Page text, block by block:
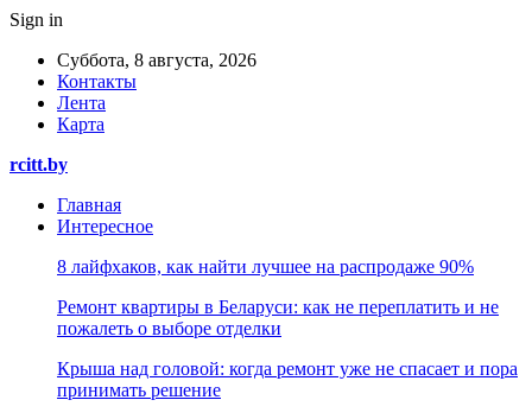
Sign in
Суббота, 8 августа, 2026
Контакты
Лента
Карта
rcitt.by
Главная
Интересное
8 лайфхаков, как найти лучшее на распродаже 90%
Ремонт квартиры в Беларуси: как не переплатить и не
пожалеть о выборе отделки
Крыша над головой: когда ремонт уже не спасает и пора
принимать решение